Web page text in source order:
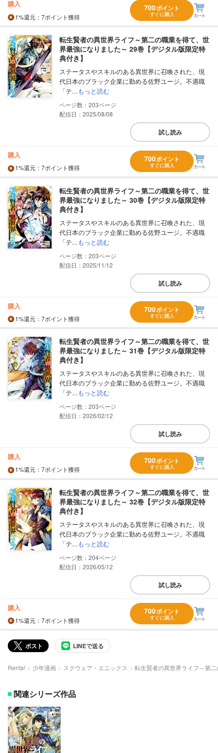
購入
1%還元 ：7ポイント獲得
700ポイント
すぐに購入
転生賢者の異世界ライフ～第二の職業を得て、世
界最強になりました～ 29巻【デジタル版限定特
典付き】
ステータスやスキルのある異世界に召喚された、現
代日本のブラック企業に勤める佐野ユージ。不遇職
「テ...もっと読む
203
配信日：2025/08/08
試し読み
購入
1%還元 ：7ポイント獲得
700ポイント
すぐに購入
転生賢者の異世界ライフ～第二の職業を得て、世
界最強になりました～ 30巻【デジタル版限定特
典付き】
ステータスやスキルのある異世界に召喚された、現
代日本のブラック企業に勤める佐野ユージ。不遇職
「テ...もっと読む
203
配信日：2025/11/12
試し読み
購入
1%還元 ：7ポイント獲得
700ポイント
すぐに購入
転生賢者の異世界ライフ～第二の職業を得て、世
界最強になりました～ 31巻【デジタル版限定特
典付き】
ステータスやスキルのある異世界に召喚された、現
代日本のブラック企業に勤める佐野ユージ。不遇職
「テ...もっと読む
203
配信日：2026/02/12
試し読み
購入
1%還元 ：7ポイント獲得
700ポイント
すぐに購入
転生賢者の異世界ライフ～第二の職業を得て、世
界最強になりました～ 32巻【デジタル版限定特
典付き】
ステータスやスキルのある異世界に召喚された、現
代日本のブラック企業に勤める佐野ユージ。不遇職
「テ...もっと読む
204
配信日：2026/05/12
試し読み
購入
1%還元 ：7ポイント獲得
700ポイント
すぐに購入
ポスト LINEで送る
Renta! 少年漫画 スクウェア・エニックス 転生賢者の異世界ライフ～第
関連シリーズ作品